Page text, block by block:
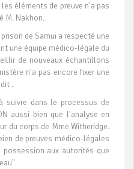
éléments de preuve n'a pas
M. Nakhon.
de Samui a respecté une
une équipe médico-légale du
de nouveaux échantillons
n'a pas encore fixer une
.
suivre dans le processus de
aussi bien que l'analyse en
du corps de Mme Witheridge.
de preuves médico-légales
aux autorités que